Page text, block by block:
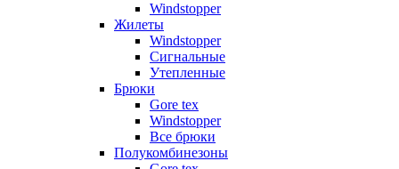
Windstopper
Жилеты
Windstopper
Сигнальные
Утепленные
Брюки
Gore tex
Windstopper
Все брюки
Полукомбинезоны